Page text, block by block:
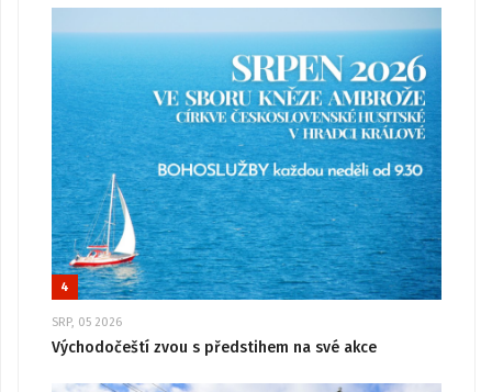
4
SRP, 05 2026
Východočeští zvou s předstihem na své akce